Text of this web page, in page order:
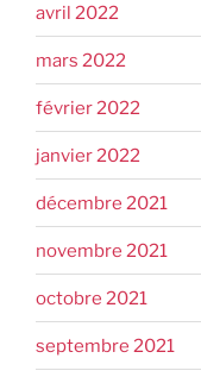
avril 2022
mars 2022
février 2022
janvier 2022
décembre 2021
novembre 2021
octobre 2021
septembre 2021